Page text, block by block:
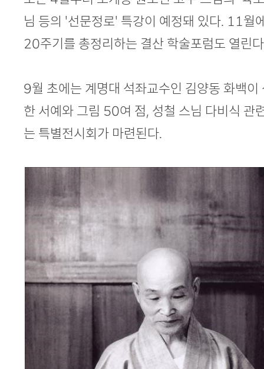
님 등의 '선문정로' 특강이 예정돼 있다. 11월
20주기를 총정리하는 결산 학술포럼도 열린
9월 초에는 계명대 석좌교수인 김양동 화백
한 서예와 그림 50여 점, 성철 스님 다비식
는 특별전시회가 마련된다.